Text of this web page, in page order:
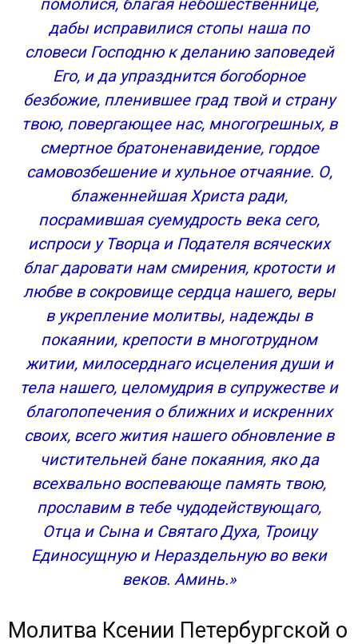
Тайная помощница строителей
Молитва в зимнюю ночь
Младенец, ниспосланный Богом
Событие, ставшее поводом для молитвы
Ксении блаженной о замужестве
Канонизация народной любимицы
Храм в честь небесной покровительницы
города
Молитвы Ксении Петербургской о детях
Молитва Ксении Петербургской о даровании
детей
Петербургской
Православные молитвы ☦
4 сильных молитвы Ксении Петербургской
Молитвы Ксении Петербургской о замужестве и
о даровании детей
Молитва Ксении Петербургской о любви и
здравии
Молитва Ксении Петербургской о семейной
благополучии
Молитва Ксении Блаженной о помощи
Сохранить акафист в социальных сетях:
Навигация по записям
4 сильных молитвы Ксении Петербургской : 19
комментариев
дабы исправилися стопы наша по
словеси Господню к деланию заповедей
Его, и да упразднится богоборное
безбожие, пленившее град твой и страну
твою, повергающее нас, многогрешных, в
смертное братоненавидение, гордое
самовозбешение и хульное отчаяние. О,
блаженнейшая Христа ради,
посрамившая суемудрость века сего,
испроси у Творца и Подателя всяческих
благ даровати нам смирения, кротости и
любве в сокровище сердца нашего, веры
в укрепление молитвы, надежды в
покаянии, крепости в многотрудном
житии, милосерднаго исцеления души и
тела нашего, целомудрия в супружестве и
благопопечения о ближних и искренних
своих, всего жития нашего обновление в
чистительней бане покаяния, яко да
всехвально воспевающе память твою,
прославим в тебе чудодействующаго,
Отца и Сына и Святаго Духа, Троицу
Единосущную и Нераздельную во веки
веков. Аминь.»
Молитва Ксении Петербургской о